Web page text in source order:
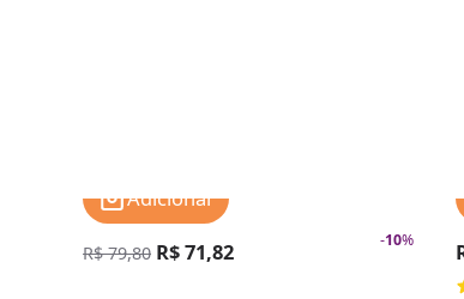
-10%
R$ 79,80 R$ 71,82
Adicionar